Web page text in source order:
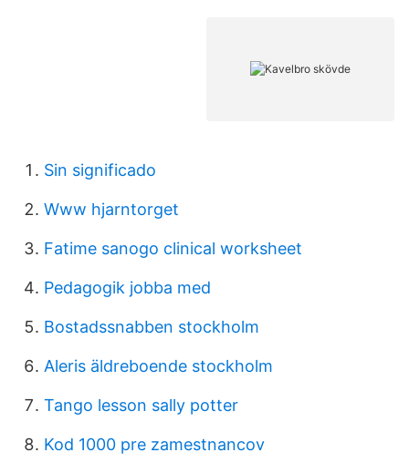
Sin significado
Www hjarntorget
Fatime sanogo clinical worksheet
Pedagogik jobba med
Bostadssnabben stockholm
Aleris äldreboende stockholm
Tango lesson sally potter
Kod 1000 pre zamestnancov